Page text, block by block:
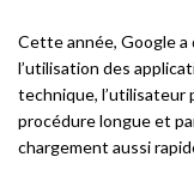
Cette année, Google
l’utilisation des
technique, l’utilisateur
procédure longue et
chargement aussi